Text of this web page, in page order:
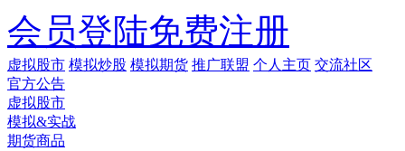
会员登陆免费注册
虚拟股市 模拟炒股 模拟期货 推广联盟 个人主页 交流社区
官方公告
虚拟股市
模拟&实战
期货商品